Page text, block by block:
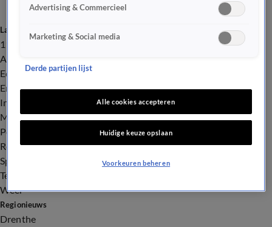
Laatste nieuws
112
Advies & Tips
Economie
Entertainment
Infrastructuur
Milieu en Gezondheid
Politiek
Royalty
Sport
Tech
Weer
Regionieuws
Drenthe
Advertising & Commercieel
Marketing & Social media
Derde partijen lijst
Alle cookies accepteren
Huidige keuze opslaan
Voorkeuren beheren